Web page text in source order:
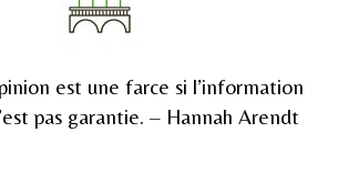
est une farce si l’information
pas garantie. – Hannah Arendt